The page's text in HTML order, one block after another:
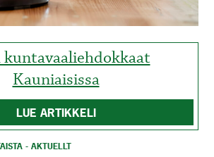
ALLMÄN
FÖR
ANNONSÖRER
kuntavaaliehdokkaat
Kauniaisissa
LUE ARTIKKELI
- AKTUELLT